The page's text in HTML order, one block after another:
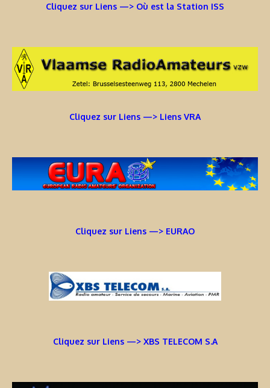
Cliquez sur Liens —> Où est la Station ISS
Cliquez sur Liens —> Liens VRA
Cliquez sur Liens —> EURAO
Cliquez sur Liens —> XBS TELECOM S.A